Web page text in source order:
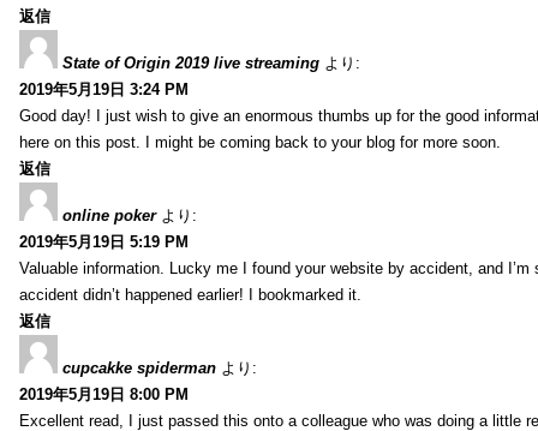
返信
State of Origin 2019 live streaming より:
2019年5月19日 3:24 PM
Good day! I just wish to give an enormous thumbs up for the good
here on this post. I might be coming back to your blog for more soon.
返信
online poker より:
2019年5月19日 5:19 PM
Valuable information. Lucky me I found your website by accident, and I’m
accident didn’t happened earlier! I bookmarked it.
返信
cupcakke spiderman より:
2019年5月19日 8:00 PM
Excellent read, I just passed this onto a colleague who was doing a little